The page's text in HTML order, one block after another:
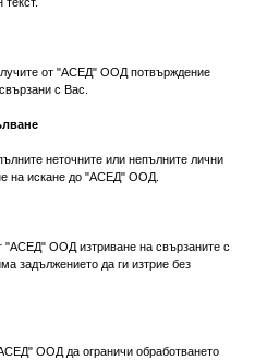
текст.
от "АСЕД" ООД потвърждение
с Вас.
неточните или непълните лични
на искане до "АСЕД" ООД.
"АСЕД" ООД изтриване на свързаните с
задължението да ги изтрие без
ООД да ограничи обработването